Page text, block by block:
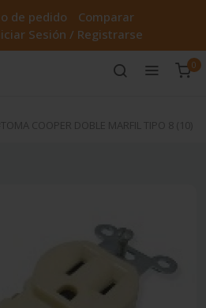
de pedido
Comparar
Sesión / Registrarse
0
COOPER DOBLE MARFIL TIPO 8 (10)